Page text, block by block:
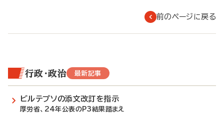
前のページに戻る
行政・政治 最新記事
ビルテプソの添文改訂を指示
厚労省、24年公表のP3結果踏まえ